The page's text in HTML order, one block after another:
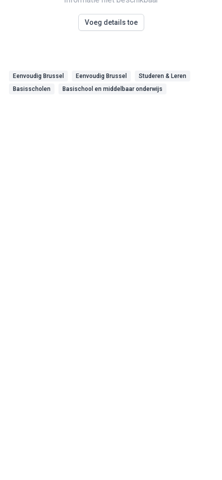
Voeg details toe
Eenvoudig Brussel Eenvoudig Brussel
Studeren & Leren
Basisscholen
Basischool en middelbaar onderwijs